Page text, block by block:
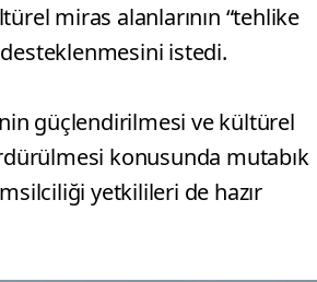
miras alanlarının “tehlike
desteklenmesini istedi.
güçlendirilmesi ve kültürel
konusunda mutabık
yetkilileri de hazır